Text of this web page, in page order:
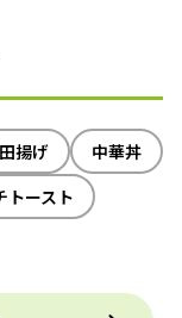
揚げ
中華丼
トースト